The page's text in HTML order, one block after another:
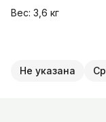
Вес: 3,6 кг
Не указана